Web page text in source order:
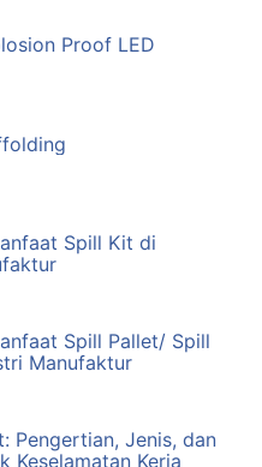
Proof LED
Spill Kit di
Spill Pallet/ Spill
Manufaktur
Pengertian, Jenis, dan
Keselamatan Kerja